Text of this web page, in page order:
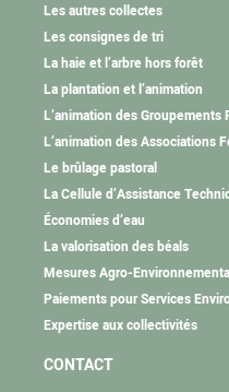
Les autres collectes
Les consignes de tri
La haie et l’arbre hors forêt
La plantation et l’animation
L’animation des Groupements
L’animation des Associations
Le brûlage pastoral
La Cellule d’Assistance
Économies d’eau
La valorisation des béals
Mesures Agro-
Paiements pour Services
Expertise aux collectivités
CONTACT